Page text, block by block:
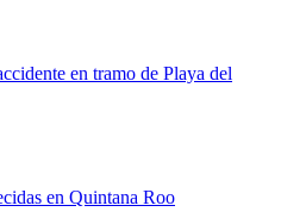
en tramo de Playa del
en Quintana Roo